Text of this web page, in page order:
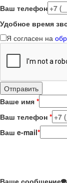
Ваш телефон
Удобное время
Я согласен на
Ваше имя *
Ваш телефон *
Ваш e-mail*